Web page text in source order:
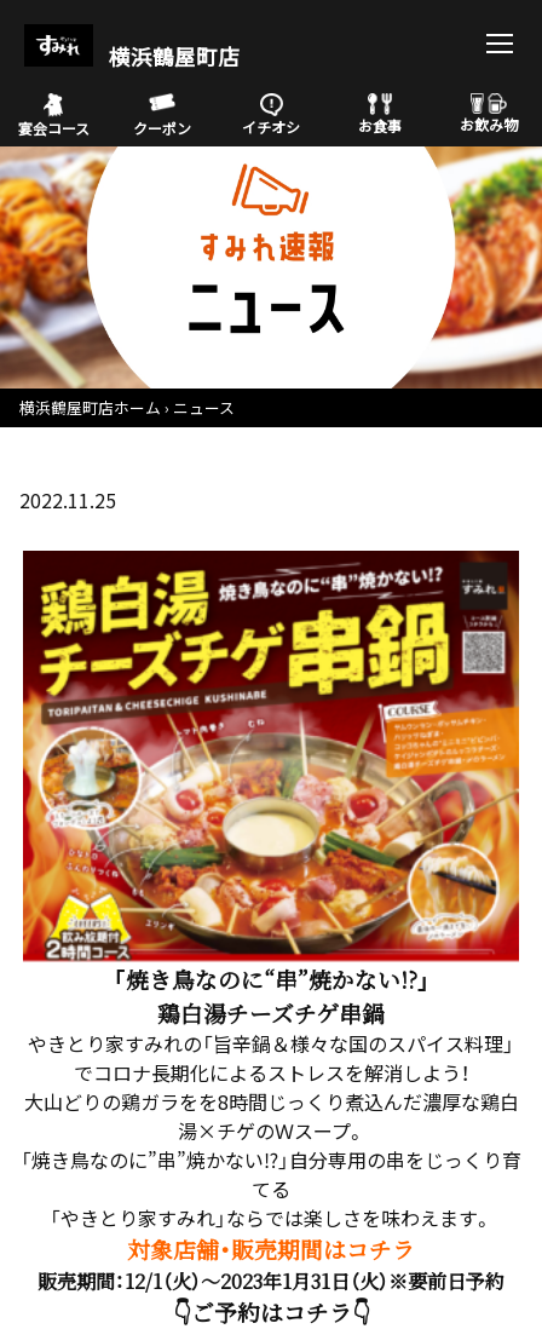
横浜鶴屋町店
宴会コース クーポン イチオシ お食事 お飲み物
横浜鶴屋町店ホーム ニュース
2022.11.25
「焼き鳥なのに“串”焼かない!?」
鶏白湯チーズチゲ串鍋
やきとり家すみれの「旨辛鍋＆様々な国のスパイス料理」
でコロナ長期化によるストレスを解消しよう！
大山どりの鶏ガラをを8時間じっくり煮込んだ濃厚な鶏白
湯×チゲのＷスープ。
「焼き鳥なのに”串”焼かない⁉」自分専用の串をじっくり育
てる
「やきとり家すみれ」ならでは楽しさを味わえます。
対象店舗・販売期間はコチラ
販売期間：12/1（火）～2023年1月31日（火）※要前日予約
👇ご予約はコチラ👇